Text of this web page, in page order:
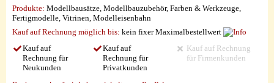
Produkte: Modellbausätze, Modellbauzubehör, Farben & Werkzeuge,
Fertigmodelle, Vitrinen, Modelleisenbahn
Kauf auf Rechnung möglich bis: kein fixer Maximalbestellwert
Kauf auf
Rechnung für
Neukunden
Kauf auf
Rechnung für
Privatkunden
Kauf auf Rechnung
für Firmenkunden